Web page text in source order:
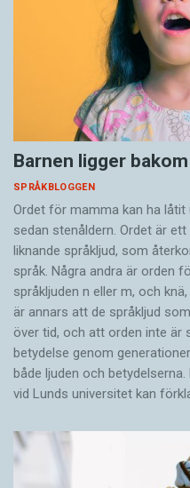
Barnen ligger
SPRÅKBLOGGEN
Ordet för mamma kan ha
sedan stenåldern. Ordet är
liknande språkljud, som
språk. Några andra är orden
språkljuden n eller m, och
är annars att de språkljud
över tid, och att orden inte är
betydelse genom
både ljuden och
vid Lunds universitet kan